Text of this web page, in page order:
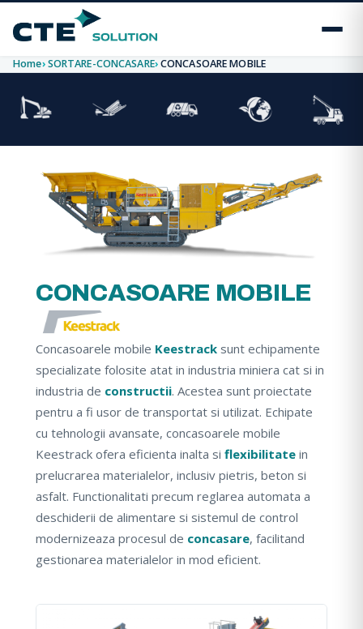
Home SORTARE-CONCASARE CONCASOARE MOBILE
CONCASOARE MOBILE
Concasoarele mobile Keestrack sunt echipamente
specializate folosite atat in industria miniera cat si in
industria de constructii. Acestea sunt proiectate
pentru a fi usor de transportat si utilizat. Echipate
cu tehnologii avansate, concasoarele mobile
Keestrack ofera eficienta inalta si flexibilitate in
prelucrarea materialelor, inclusiv pietris, beton si
asfalt. Functionalitati precum reglarea automata a
deschiderii de alimentare si sistemul de control
modernizeaza procesul de concasare, facilitand
gestionarea materialelor in mod eficient.